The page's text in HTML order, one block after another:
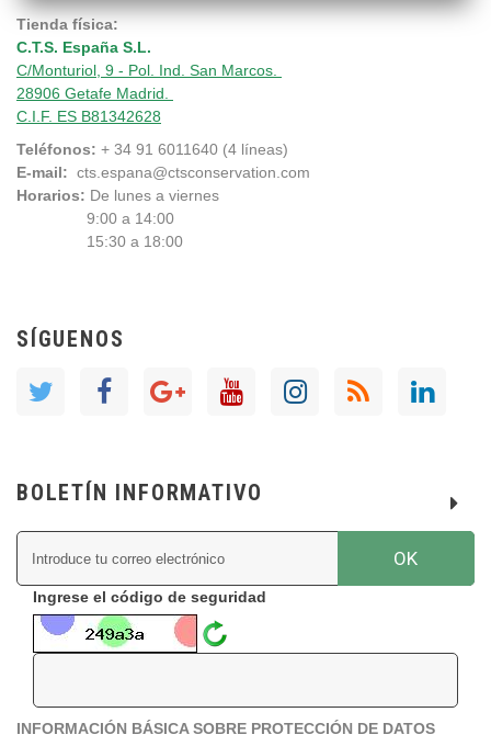
Tienda física:
C.T.S. España S.L.
C/Monturiol, 9 - Pol. Ind. San Marcos.
28906 Getafe Madrid.
C.I.F. ES B81342628
Teléfonos: + 34 91 6011640 (4 líneas)
E-mail: cts.espana@ctsconservation.com
Horarios: De lunes a viernes
9:00 a 14:00
15:30 a 18:00
SÍGUENOS
BOLETÍN INFORMATIVO
OK
Ingrese el código de seguridad
INFORMACIÓN BÁSICA SOBRE PROTECCIÓN DE DATOS